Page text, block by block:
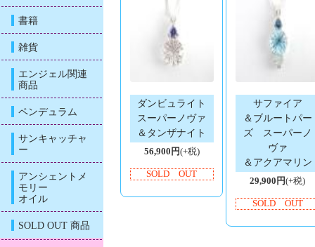
書籍
雑貨
エンジェル関連
商品
ペンデュラム
サンキャッチャ
ー
アンシェントメ
モリー
オイル
SOLD OUT 商品
ダンビュライト
スーパーノヴァ
＆タンザナイト
56,900円(+税)
SOLD OUT
サファイア
＆ブルートパー
ズ スーパーノ
ヴァ
＆アクアマリン
29,900円(+税)
SOLD OUT